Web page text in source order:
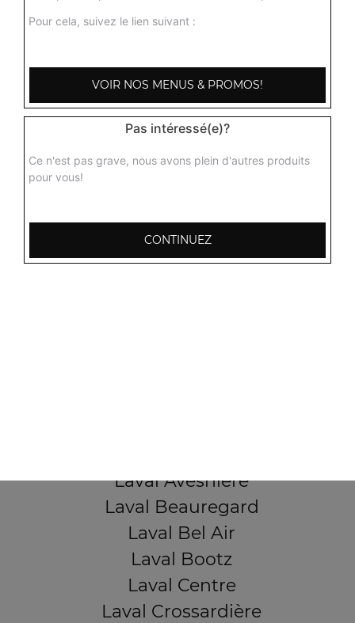
Laval Avesnière
Laval Beauregard
Laval Bel Air
Laval Bootz
Laval Centre
Laval Crossardière
Pour cela, suivez le lien suivant :
VOIR NOS MENUS & PROMOS!
Pas intéressé(e)?
Ce n'est pas grave, nous avons plein d'autres produits
pour vous!
CONTINUEZ